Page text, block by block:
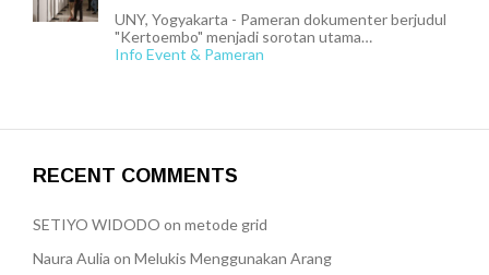
UNY, Yogyakarta - Pameran dokumenter berjudul
"Kertoembo" menjadi sorotan utama…
Info Event & Pameran
RECENT COMMENTS
SETIYO WIDODO on metode grid
Naura Aulia on Melukis Menggunakan Arang